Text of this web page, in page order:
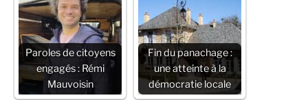
JE FAIS UN DON
Paroles de citoyens
engagés : Rémi
Mauvoisin
Fin du panachage :
une atteinte à la
démocratie locale